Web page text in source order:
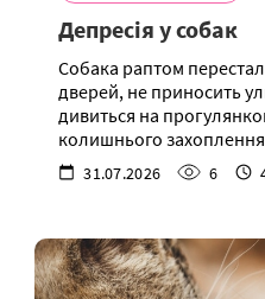
Депресія у собак
Собака раптом
дверей, не приносить
дивиться на
колишнього
31.07.2026 6